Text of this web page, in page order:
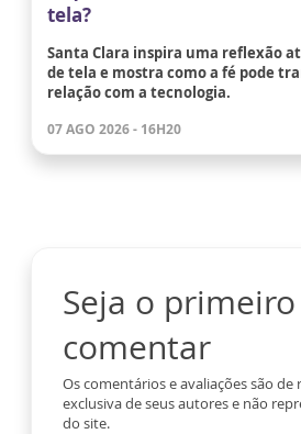
tela?
Santa Clara inspira uma reflexão
de tela e mostra como a fé pode
relação com a tecnologia.
07 AGO 2026 - 16H20
Seja o
comentar
Os comentários e avaliações são
exclusiva de seus autores e não
do site.